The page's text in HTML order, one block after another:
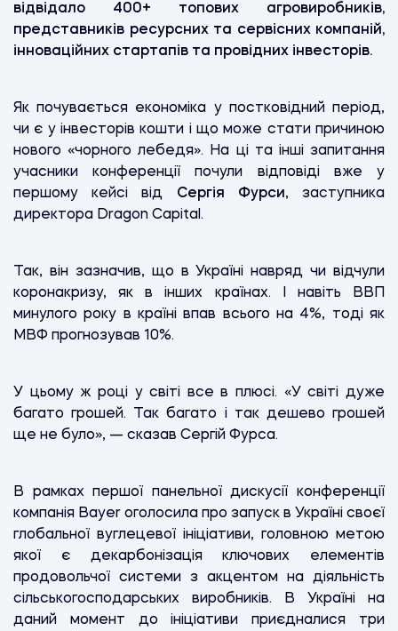
відвідало 400+ топових агровиробників,
представників ресурсних та сервісних компаній,
інноваційних стартапів та провідних інвесторів.
Як почувається економіка у постковідний період,
чи є у інвесторів кошти і що може стати причиною
нового «чорного лебедя». На ці та інші запитання
учасники конференції почули відповіді вже у
першому кейсі від Сергія Фурси, заступника
директора Dragon Capital.
Так, він зазначив, що в Україні навряд чи відчули
коронакризу, як в інших країнах. І навіть ВВП
минулого року в країні впав всього на 4%, тоді як
МВФ прогнозував 10%.
У цьому ж році у світі все в плюсі. «У світі дуже
багато грошей. Так багато і так дешево грошей
ще не було», — сказав Сергій Фурса.
В рамках першої панельної дискусії конференції
компанія Bayer оголосила про запуск в Україні своєї
глобальної вуглецевої ініціативи, головною метою
якої є декарбонізація ключових елементів
продовольчої системи з акцентом на діяльність
сільськогосподарських виробників. В Україні на
даний момент до ініціативи приєдналися три